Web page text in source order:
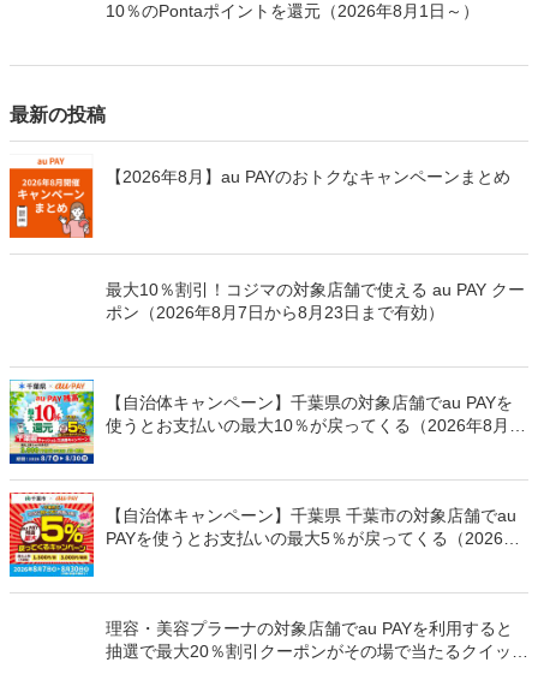
10％のPontaポイントを還元（2026年8月1日～）
最新の投稿
【2026年8月】au PAYのおトクなキャンペーンまとめ
最大10％割引！コジマの対象店舗で使える au PAY クー
ポン（2026年8月7日から8月23日まで有効）
【自治体キャンペーン】千葉県の対象店舗でau PAYを
使うとお支払いの最大10％が戻ってくる（2026年8月7
【自治体キャンペーン】千葉県 千葉市の対象店舗でau
PAYを使うとお支払いの最大5％が戻ってくる（2026年
理容・美容プラーナの対象店舗でau PAYを利用すると
抽選で最大20％割引クーポンがその場で当たるクイック